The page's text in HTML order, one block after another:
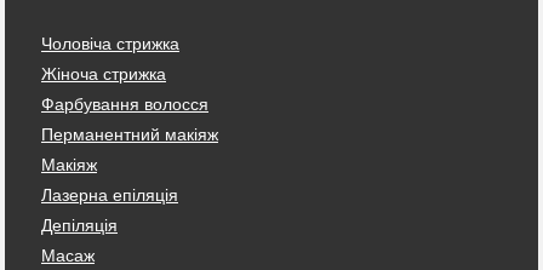
Чоловіча стрижка
Жіноча стрижка
Фарбування волосся
Перманентний макіяж
Макіяж
Лазерна епіляція
Депіляція
Масаж